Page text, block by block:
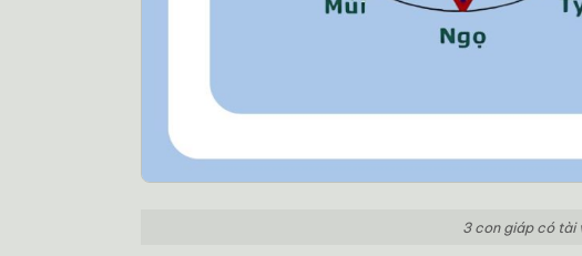
3 con giáp có tài